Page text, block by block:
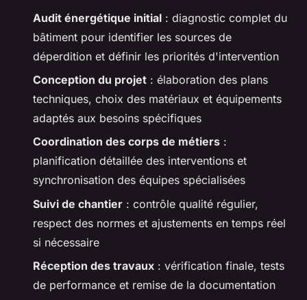
Audit énergétique initial : diagnostic complet du
bâtiment pour identifier les sources de
déperdition et définir les priorités d'intervention
Conception du projet : élaboration des plans
techniques, choix des matériaux et équipements
adaptés aux besoins spécifiques
Coordination des corps de métiers :
planification détaillée des interventions et
synchronisation des équipes spécialisées
Suivi de chantier : contrôle qualité régulier,
respect des normes et ajustements en temps réel
si nécessaire
Réception des travaux : vérification finale, tests
de performance et remise de la documentation